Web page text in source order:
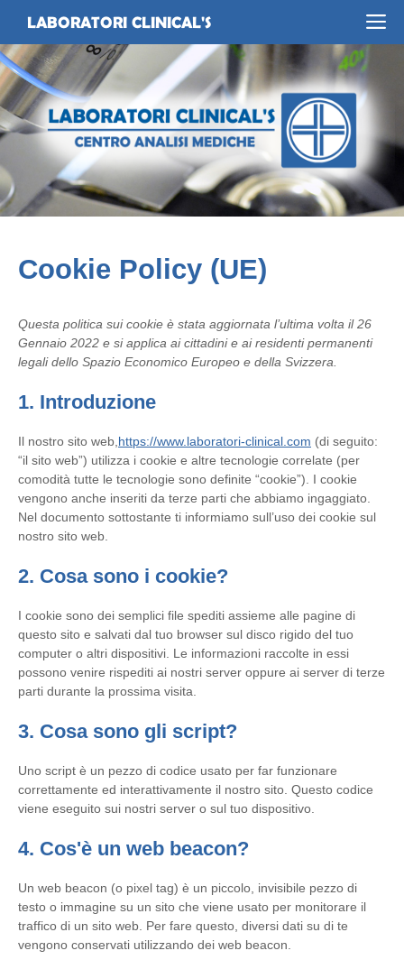
contenuto
LABORATORI CLINICAL'S
Cookie Policy (UE)
Questa politica sui cookie è stata aggiornata l’ultima volta il 26
Gennaio 2022 e si applica ai cittadini e ai residenti permanenti
legali dello Spazio Economico Europeo e della Svizzera.
1. Introduzione
Il nostro sito web, https://www.laboratori-clinical.com (di seguito:
“il sito web”) utilizza i cookie e altre tecnologie correlate (per
comodità tutte le tecnologie sono definite “cookie”). I cookie
vengono anche inseriti da terze parti che abbiamo ingaggiato.
Nel documento sottostante ti informiamo sull’uso dei cookie sul
nostro sito web.
2. Cosa sono i cookie?
I cookie sono dei semplici file spediti assieme alle pagine di
questo sito e salvati dal tuo browser sul disco rigido del tuo
computer o altri dispositivi. Le informazioni raccolte in essi
possono venire rispediti ai nostri server oppure ai server di terze
parti durante la prossima visita.
3. Cosa sono gli script?
Uno script è un pezzo di codice usato per far funzionare
correttamente ed interattivamente il nostro sito. Questo codice
viene eseguito sui nostri server o sul tuo dispositivo.
4. Cos'è un web beacon?
Un web beacon (o pixel tag) è un piccolo, invisibile pezzo di
testo o immagine su un sito che viene usato per monitorare il
traffico di un sito web. Per fare questo, diversi dati su di te
vengono conservati utilizzando dei web beacon.